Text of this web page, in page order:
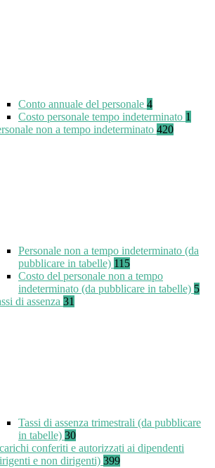
Conto annuale del personale 4
Costo personale tempo indeterminato 1
non a tempo indeterminato 420
Personale non a tempo indeterminato (da
pubblicare in tabelle) 115
Costo del personale non a tempo
indeterminato (da pubblicare in tabelle) 5
di assenza 31
Tassi di assenza trimestrali (da pubblicare
in tabelle) 30
conferiti e autorizzati ai dipendenti
e non dirigenti) 399